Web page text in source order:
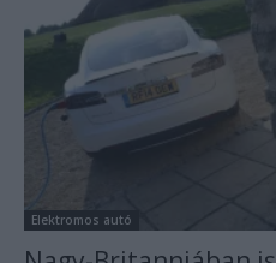
Elektromos autó